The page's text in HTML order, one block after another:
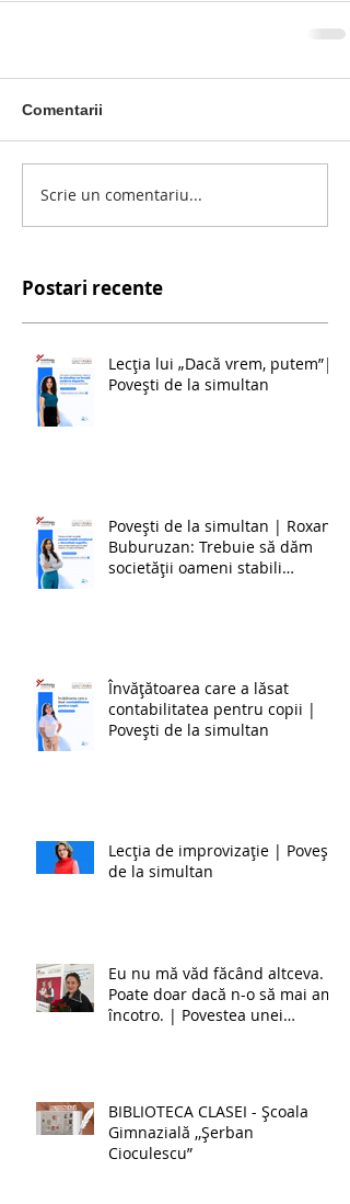
Comentarii
Scrie un comentariu...
Postari recente
Lecția lui „Dacă vrem, putem”|
Povești de la simultan
Povești de la simultan | Roxana
Buburuzan: Trebuie să dăm
societății oameni stabili
Învățătoarea care a lăsat
contabilitatea pentru copii |
Povești de la simultan
Lecția de improvizație | Povești
de la simultan
Eu nu mă văd făcând altceva.
Poate doar dacă n-o să mai am
încotro. | Povestea unei
BIBLIOTECA CLASEI - Școala
Gimnazială ,,Șerban
Cioculescu”